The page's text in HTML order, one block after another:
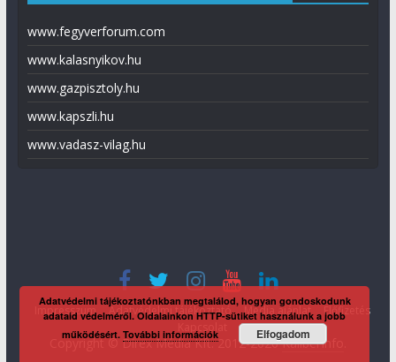
www.fegyverforum.com
www.kalasnyikov.hu
www.gazpisztoly.hu
www.kapszli.hu
www.vadasz-vilag.hu
Impresszum Adatvédelmi tájékoztató Média ajánlat
Előfizetés
Copyright © Direx Média Kft. 2012-2026KaliberInfo
Adatvédelmi tájékoztatónkban megtalálod, hogyan gondoskodunk
adataid védelméről. Oldalainkon HTTP-sütiket használunk a jobb
működésért.További információk Elfogadom